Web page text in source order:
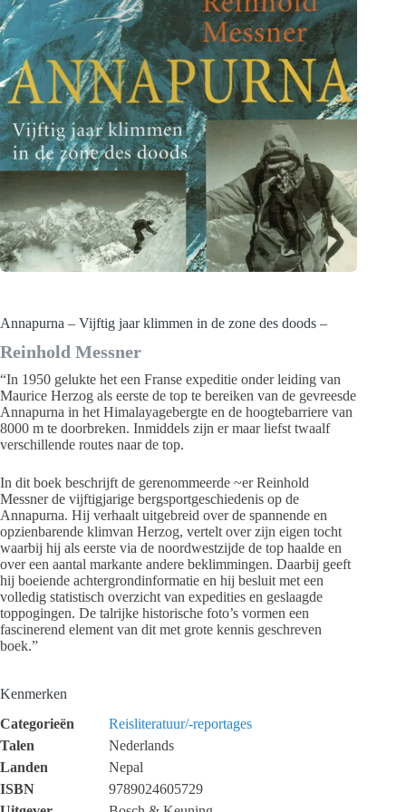
Annapurna – Vijftig jaar klimmen in de zone des doods –
Reinhold Messner
“In 1950 gelukte het een Franse expeditie onder leiding van
Maurice Herzog als eerste de top te bereiken van de gevreesde
Annapurna in het Himalayagebergte en de hoogtebarriere van
8000 m te doorbreken. Inmiddels zijn er maar liefst twaalf
verschillende routes naar de top.
In dit boek beschrijft de gerenommeerde ~er Reinhold
Messner de vijftigjarige bergsportgeschiedenis op de
Annapurna. Hij verhaalt uitgebreid over de spannende en
opzienbarende klimvan Herzog, vertelt over zijn eigen tocht
waarbij hij als eerste via de noordwestzijde de top haalde en
over een aantal markante andere beklimmingen. Daarbij geeft
hij boeiende achtergrondinformatie en hij besluit met een
volledig statistisch overzicht van expedities en geslaagde
toppogingen. De talrijke historische foto’s vormen een
fascinerend element van dit met grote kennis geschreven
boek.”
Kenmerken
Categorieën
Reisliteratuur/-reportages
Talen
Nederlands
Landen
Nepal
ISBN
9789024605729